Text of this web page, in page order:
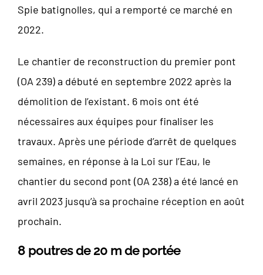
Spie batignolles, qui a remporté ce marché en
2022.
Le chantier de reconstruction du premier pont
(OA 239) a débuté en septembre 2022 après la
démolition de l’existant. 6 mois ont été
nécessaires aux équipes pour finaliser les
travaux. Après une période d’arrêt de quelques
semaines, en réponse à la Loi sur l’Eau, le
chantier du second pont (OA 238) a été lancé en
avril 2023 jusqu’à sa prochaine réception en août
prochain.
8 poutres de 20 m de portée